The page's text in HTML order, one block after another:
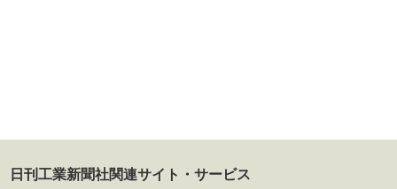
日刊工業新聞社関連サイト・サービス